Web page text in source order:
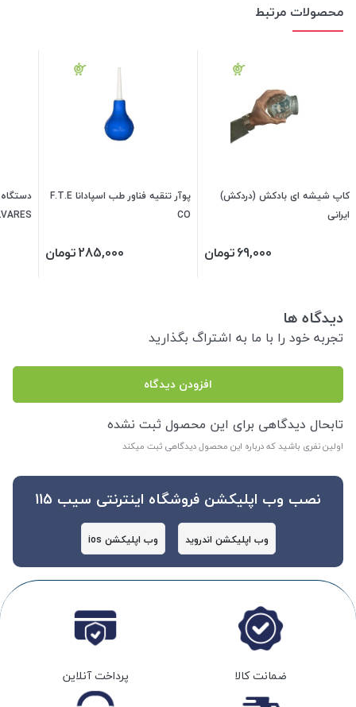
محصولات مرتبط
کاپ شیشه ای بادکش (دردکش)
ایرانی
69,000تومان
پوآر تنقیه فناور طب اسپادانا F.T.E
CO
285,000تومان
دیدگاه ها
تجربه خود را با ما به اشتراگ بگذارید
افزودن دیدگاه
تابحال دیدگاهی برای این محصول ثبت نشده
اولین نفری باشید که درباره این محصول دیدگاهی ثبت میکند
نصب وب اپلیکشن فروشگاه اینترنتی سیب 115
وب اپلیکشن اندروید وب اپلیکشن ios
ضمانت کالا پرداخت آنلاین